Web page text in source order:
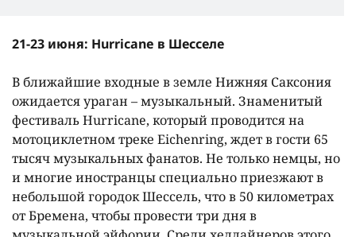
21-23 июня: Hurricane в Шесселе
В ближайшие входные в земле Нижняя Саксония
ожидается ураган – музыкальный. Знаменитый
фестиваль Hurricane, который проводится на
мотоциклетном треке Eichenring, ждет в гости 65
тысяч музыкальных фанатов. Не только немцы, но
и многие иностранцы специально приезжают в
небольшой городок Шессель, что в 50 километрах
от Бремена, чтобы провести три дня в